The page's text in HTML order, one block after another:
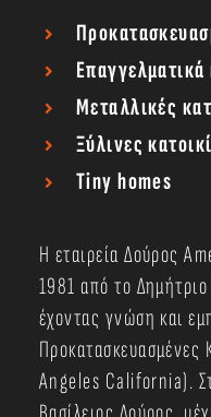
Επαγγελματικά
Μεταλλικές
Ξύλινες
Tiny homes
Η εταιρεία Δούρος
1981 από το
έχοντας γνώση και
Προκατασκευασμένες
Angeles California).